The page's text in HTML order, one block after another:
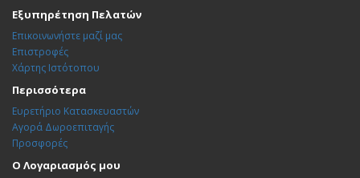
Εξυπηρέτηση Πελατών
Επικοινωνήστε μαζί μας
Επιστροφές
Χάρτης Ιστότοπου
Περισσότερα
Ευρετήριο Κατασκευαστών
Αγορά Δωροεπιταγής
Προσφορές
Ο Λογαριασμός μου